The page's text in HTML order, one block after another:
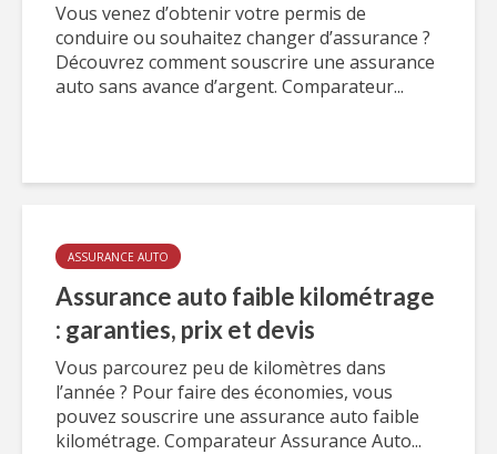
Vous venez d’obtenir votre permis de
conduire ou souhaitez changer d’assurance ?
Découvrez comment souscrire une assurance
auto sans avance d’argent. Comparateur...
ASSURANCE AUTO
Assurance auto faible kilométrage
: garanties, prix et devis
Vous parcourez peu de kilomètres dans
l’année ? Pour faire des économies, vous
pouvez souscrire une assurance auto faible
kilométrage. Comparateur Assurance Auto...